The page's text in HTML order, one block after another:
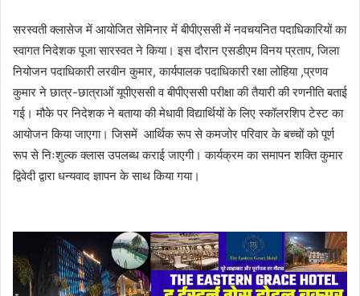
सरस्वती क्लासेज में आयोजित सेमिनार में बीपीएससी में नवचयनित पदाधिकारियों का
स्वागत निदेशक पूजा सारस्वत ने किया। इस दौरान एसडीएम विनय प्रताप, जिला
नियोजन पदाधिकारी लरवीन कुमार, कार्यपालक पदाधिकारी रक्षा लोहिया ,प्रणव
कुमार ने छात्र-छात्राओं यूपीएससी व बीपीएससी परीक्षा की तैयारी की रणनीति बताई
गई। मौके पर निदेशक ने बताया की मेधावी विद्यार्थियों के लिए स्कॉलरशिप टेस्ट का
आयोजन किया जाएगा। जिसमें आर्थिक रूप से कमजोर परिवार के बच्चों को पूर्ण
रूप से निःशुल्क क्लास उपलब्ध कराई जाएगी। कार्यक्रम का समापन शक्ति कुमार
द्विवेदी द्वारा धन्यवाद ज्ञापन के साथ किया गया।